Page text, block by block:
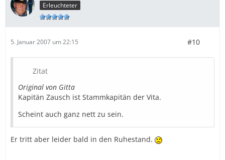
Erleuchteter
5. Januar 2007 um 22:15 #10
Zitat
Original von Gitta
Kapitän Zausch ist Stammkapitän der Vita.
Scheint auch ganz nett zu sein.
Er tritt aber leider bald in den Ruhestand.